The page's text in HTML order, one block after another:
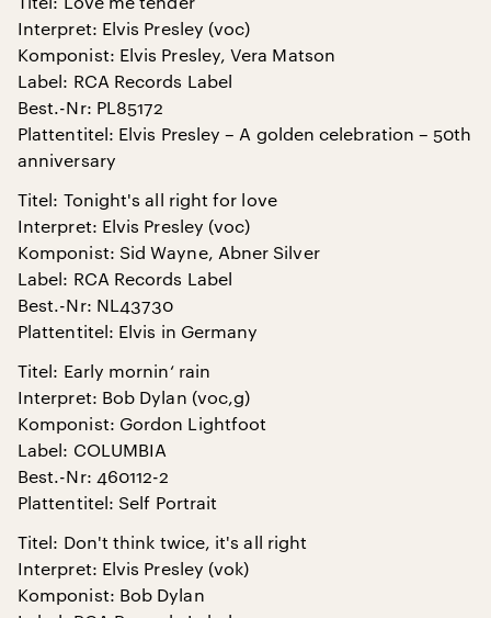
Interpret: Elvis Presley (voc)
Komponist: Elvis Presley, Vera Matson
Label: RCA Records Label
Best.-Nr: PL85172
Plattentitel: Elvis Presley – A golden celebration – 50th
anniversary
Titel: Tonight's all right for love
Interpret: Elvis Presley (voc)
Komponist: Sid Wayne, Abner Silver
Label: RCA Records Label
Best.-Nr: NL43730
Plattentitel: Elvis in Germany
Titel: Early mornin‘ rain
Interpret: Bob Dylan (voc,g)
Komponist: Gordon Lightfoot
Label: COLUMBIA
Best.-Nr: 460112-2
Plattentitel: Self Portrait
Titel: Don't think twice, it's all right
Interpret: Elvis Presley (vok)
Komponist: Bob Dylan